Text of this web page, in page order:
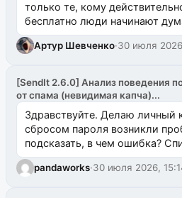
только те, кому
бесплатно люди начинают
Артур Шевченко·30 июля
[SendIt 2.6.0] Анализ поведения
от спама (невидимая капча)...
Здравствуйте. Делаю личный
сбросом пароля возникли
подсказать, в чем ошибка?
одноименном разделе на
pandaworks·30 июля 2026,